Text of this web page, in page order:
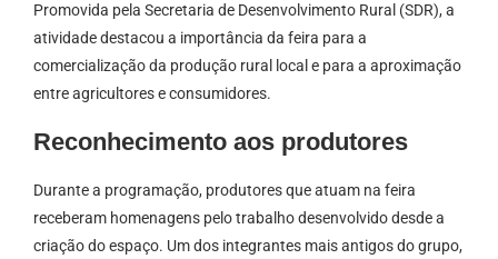
Promovida pela Secretaria de Desenvolvimento Rural (SDR), a
atividade destacou a importância da feira para a
comercialização da produção rural local e para a aproximação
entre agricultores e consumidores.
Reconhecimento aos produtores
Durante a programação, produtores que atuam na feira
receberam homenagens pelo trabalho desenvolvido desde a
criação do espaço. Um dos integrantes mais antigos do grupo,